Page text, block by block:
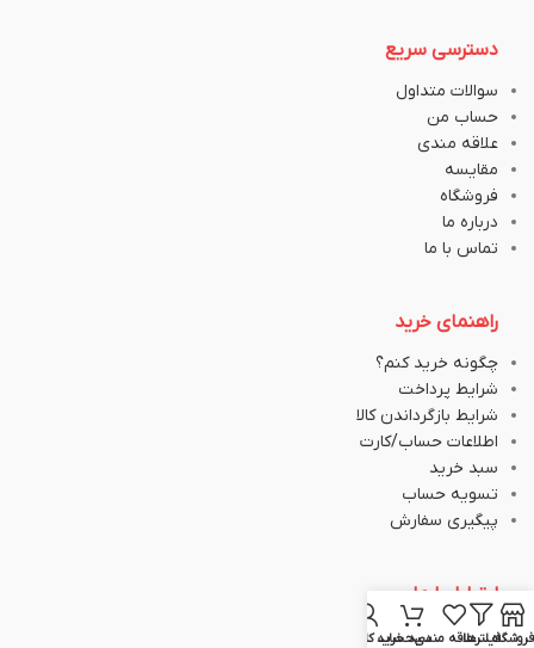
دسترسی سریع
سوالات متداول
حساب من
علاقه مندی
مقایسه
فروشگاه
درباره ما
تماس با ما
راهنمای خرید
چگونه خرید کنم؟
شرایط پرداخت
شرایط بازگرداندن کالا
اطلاعات حساب/کارت
سبد خرید
تسویه حساب
پیگیری سفارش
ارتباط با ما
فروشگاهفیلترهاعلاقه مندیسبد خرید
حساب کاربری من